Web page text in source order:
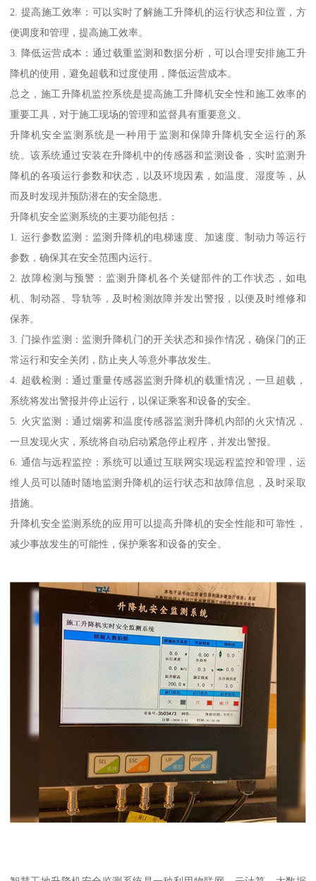
2. 提高施工效率：可以实时了解施工升降机的运行状态和位置，方
便调度和管理，提高施工效率。
3. 降低运营成本：通过载重监测和数据分析，可以合理安排施工升
降机的使用，避免超载和过度使用，降低运营成本。
总之，施工升降机监控系统是提高施工升降机安全性和施工效率的
重要工具，对于施工现场的管理和监督具有重要意义。
升降机安全监测系统是一种用于监测和保障升降机安全运行的系
统。该系统通过安装在升降机中的传感器和监测设备，实时监测升
降机的各项运行参数和状态，以及环境因素，如温度、湿度等，从
而及时发现并预防潜在的安全隐患。
升降机安全监测系统的主要功能包括：
1. 运行参数监测：监测升降机的电梯速度、加速度、制动力等运行
参数，确保其在安全范围内运行。
2. 故障检测与预警：监测升降机各个关键部件的工作状态，如电
机、制动器、导轨等，及时检测故障并发出警报，以便及时维修和
保养。
3. 门操作监测：监测升降机门的开关状态和操作情况，确保门的正
常运行和安全关闭，防止夹人等意外事故发生。
4. 超载检测：通过重量传感器监测升降机的载重情况，一旦超载，
系统将发出警报并停止运行，以保证乘客和设备的安全。
5. 火灾监测：通过烟雾和温度传感器监测升降机内部的火灾情况，
一旦发现火灾，系统将自动启动紧急停止程序，并发出警报。
6. 通信与远程监控：系统可以通过互联网实现远程监控和管理，运
维人员可以随时随地监测升降机的运行状态和故障信息，及时采取
措施。
升降机安全监测系统的应用可以提高升降机的安全性能和可靠性，
减少事故发生的可能性，保护乘客和设备的安全。